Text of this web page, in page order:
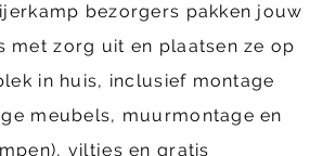
bezorgers pakken jouw
met zorg uit en plaatsen ze op
in huis, inclusief montage
meubels, muurmontage en
viltjes en gratis